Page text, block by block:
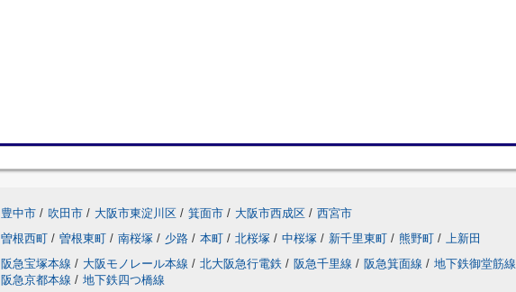
豊中市 / 吹田市 / 大阪市東淀川区 / 箕面市 / 大阪市西成区 / 西宮市
曽根西町 / 曽根東町 / 南桜塚 / 少路 / 本町 / 北桜塚 / 中桜塚 / 新千里東町 / 熊野町 / 上新田
阪急宝塚本線 / 大阪モノレール本線 / 北大阪急行電鉄 / 阪急千里線 / 阪急箕面線 / 地下鉄御堂筋線
阪急京都本線 / 地下鉄四つ橋線